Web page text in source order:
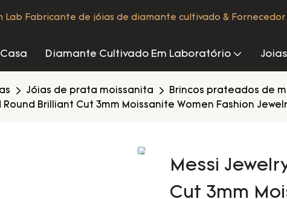
Lab Fabricante de jóias de diamante cultivado &
Casa Diamante Cultivado Em Laboratório
Jóias de prata moissanita
Brincos prateados de
Round Brilliant Cut 3mm Moissanite Women Fashion
Messi
Cut 3mm